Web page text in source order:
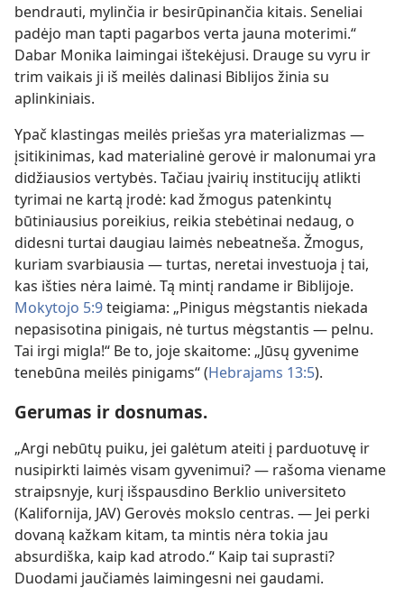
bendrauti, mylinčia ir besirūpinančia kitais. Seneliai
padėjo man tapti pagarbos verta jauna moterimi.“
Dabar Monika laimingai ištekėjusi. Drauge su vyru ir
trim vaikais ji iš meilės dalinasi Biblijos žinia su
aplinkiniais.
Ypač klastingas meilės priešas yra materializmas —
įsitikinimas, kad materialinė gerovė ir malonumai yra
didžiausios vertybės. Tačiau įvairių institucijų atlikti
tyrimai ne kartą įrodė: kad žmogus patenkintų
būtiniausius poreikius, reikia stebėtinai nedaug, o
didesni turtai daugiau laimės nebeatneša. Žmogus,
kuriam svarbiausia — turtas, neretai investuoja į tai,
kas išties nėra laimė. Tą mintį randame ir Biblijoje.
Mokytojo 5:9teigiama: „Pinigus mėgstantis niekada
nepasisotina pinigais, nė turtus mėgstantis — pelnu.
Tai irgi migla!“ Be to, joje skaitome: „Jūsų gyvenime
tenebūna meilės pinigams“ (Hebrajams 13:5).
Gerumas ir dosnumas.
„Argi nebūtų puiku, jei galėtum ateiti į parduotuvę ir
nusipirkti laimės visam gyvenimui? — rašoma viename
straipsnyje, kurį išspausdino Berklio universiteto
(Kalifornija, JAV) Gerovės mokslo centras. — Jei perki
dovaną kažkam kitam, ta mintis nėra tokia jau
absurdiška, kaip kad atrodo.“ Kaip tai suprasti?
Duodami jaučiamės laimingesni nei gaudami.